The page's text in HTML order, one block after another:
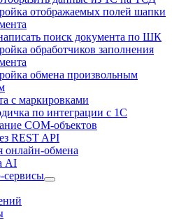
отображаемых полей шапки
поиск документа по ШК
обработчиков заполнения
обмена произвольным
с маркировками
по интеграции с 1С
COM-объектов
REST API
онлайн-обмена
AI
сервисы